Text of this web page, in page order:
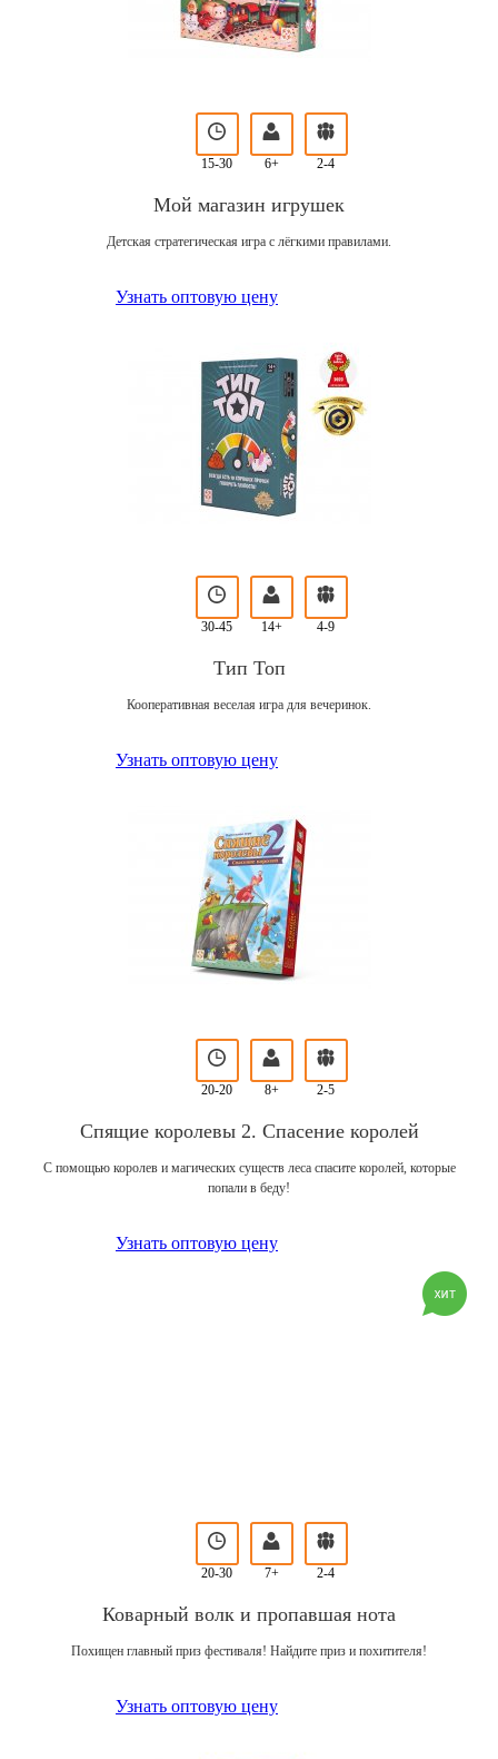
15-30 6+ 2-4
Мой магазин игрушек
Детская стратегическая игра с лёгкими правилами.
Узнать оптовую цену
30-45 14+ 4-9
Тип Топ
Кооперативная веселая игра для вечеринок.
Узнать оптовую цену
20-20 8+ 2-5
Спящие королевы 2. Спасение королей
С помощью королев и магических существ леса спасите королей, которые
попали в беду!
Узнать оптовую цену
20-30 7+ 2-4
Коварный волк и пропавшая нота
Похищен главный приз фестиваля! Найдите приз и похитителя!
Узнать оптовую цену